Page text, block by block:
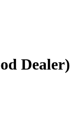
Dealer)